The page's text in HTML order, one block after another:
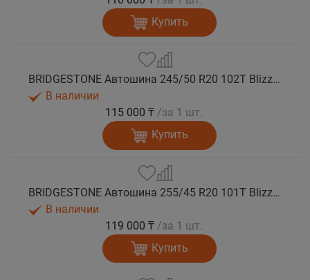
Купить
BRIDGESTONE Автошина 245/50 R20 102T Blizzak DM-V3 зима
В наличии
115 000 ₸ /за 1 шт.
Купить
BRIDGESTONE Автошина 255/45 R20 101T Blizzak DM-V3 зима
В наличии
119 000 ₸ /за 1 шт.
Купить